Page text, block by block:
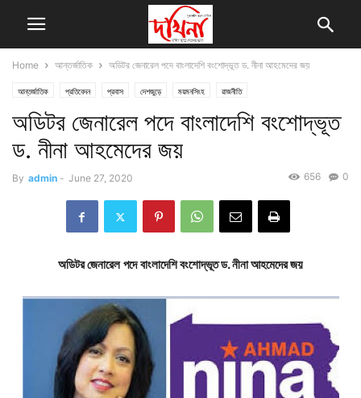
Home আন্তর্জাতিক অডিটর জেনারেল পদে বাংলাদেশি বংশোদ্ভূত ড. নীনা আহমেদের জয়
আন্তর্জাতিক প্রতিবেদন প্রবাস দেশজুড়ে ময়মনসিংহ রাজনীতি
অডিটর জেনারেল পদে বাংলাদেশি বংশোদ্ভূত
ড. নীনা আহমেদের জয়
By admin - June 27, 2020 0
656
অডিটর জেনারেল পদে বাংলাদেশি বংশোদ্ভূত ড. নীনা আহমেদের জয়